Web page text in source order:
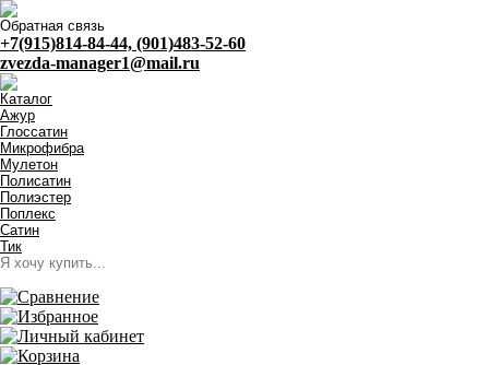
Обратная связь
+7(915)814-84-44, (901)483-52-60
zvezda-manager1@mail.ru
Каталог
Ажур
Глоссатин
Микрофибра
Мулетон
Полисатин
Полиэстер
Поплекс
Сатин
Тик